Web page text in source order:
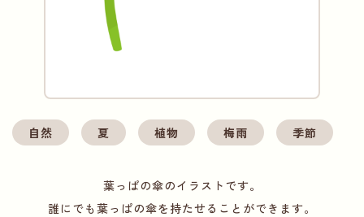
自然 夏 植物 梅雨 季節
葉っぱの傘のイラストです。
誰にでも葉っぱの傘を持たせることができます。